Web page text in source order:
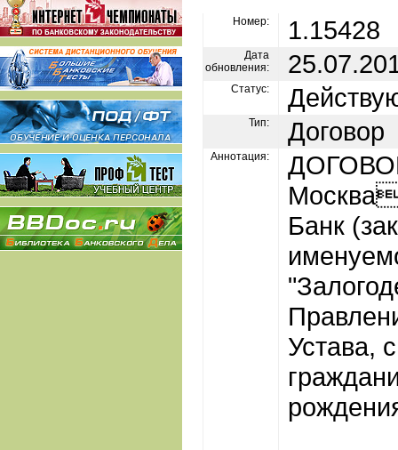
Номер: 1.15428
Дата
обновления:
Статус:
Тип: Договор
Аннотация:
Банк
Устава,